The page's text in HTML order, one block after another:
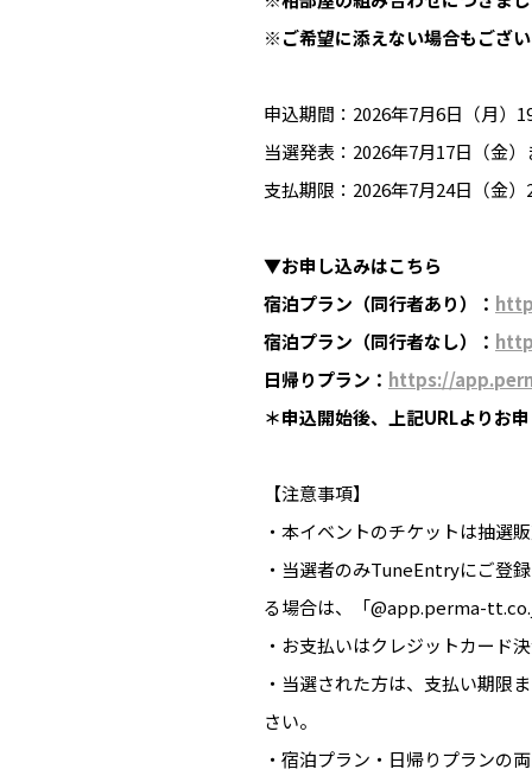
※ご希望に添えない場合もござ
申込期間：2026年7月6日（月）
当選発表：2026年7月17日（金
支払期限：2026年7月24日（金）
▼お申し込みはこちら
宿泊プラン（同行者あり）：
宿泊プラン（同行者なし）：
日帰りプラン： https://
＊申込開始後、上記URLよりお
【注意事項】
・本イベントのチケットは抽選
・当選者のみTuneEntryにご登
る場合は、「@app.perma-
・お支払いはクレジットカード
・当選された方は、支払い期限
さい。
・宿泊プラン・日帰りプランの